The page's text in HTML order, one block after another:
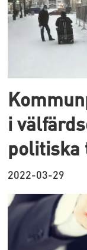
i
politiska
2022-03-29